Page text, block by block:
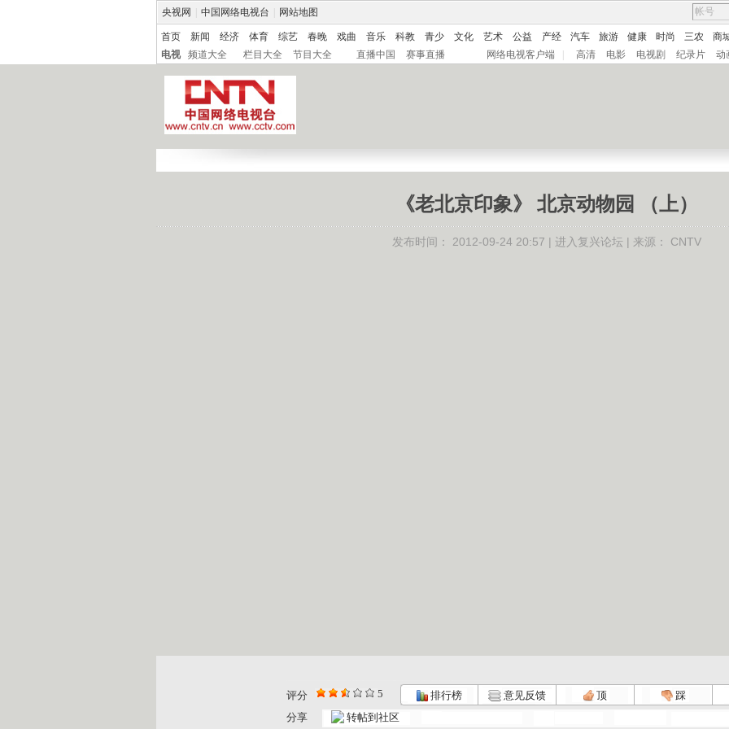
央视网 中国网络电视台 网站地图
首页 新闻 经济 体育 综艺 春晚 戏曲 音乐 科教 青少 文化 艺术 公益 产经 汽车 旅游 健康 时尚 三农
商
电视
频道大全 栏目大全 节目大全 直播中国 赛事直播 网络电视客户端 高清 电影 电视剧 纪录片 动
《老北京印象》 北京动物园 （上）
发布时间： 2012-09-24 20:57 | 进入复兴论坛 | 来源： CNTV
评分 5 排行榜 意见反馈 顶
踩
分享
转帖到社区